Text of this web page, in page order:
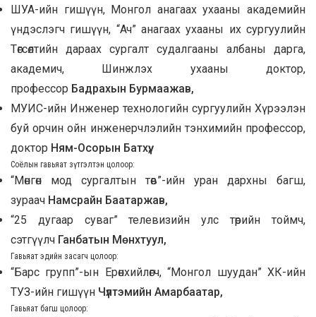
ШУА-ийн гишүүн, Монгол анагаах ухааны академийн
үндэслэгч гишүүн, “Ач” анагаах ухааны их сургуулийн
Төгсөлтийн дараах сургалт судалгааны албаны дарга,
академич, Шинжлэх ухааны доктор,
профессор Бадрахын Бурмаажав,
МУИС-ийн Инженер технологийн сургуулийн Хүрээлэн
буй орчин ойн инженерчлэлийн тэнхимийн профессор,
доктор Ням-Осорын Батхүү,
Соёлын гавьяат зүтгэлтэн цолоор:
“Мөнгөн мод сургалтын төв”-ийн уран дархны багш,
зураач Намсрайн Баатаржав,
“25 дугаар суваг” телевизийн улс төрийн тоймч,
сэтгүүлч Ганбатын Мөнхтуул,
Гавьяат эдийн засагч цолоор:
“Барс групп”-ын Ерөнхийлөгч, “Монгол шуудан” ХК-ийн
ТУЗ-ийн гишүүн Чүлтэмийн Амарбаатар,
Гавьяат багш цолоор: